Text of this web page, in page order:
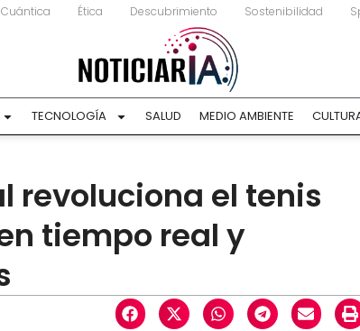
Cuántica Ética Descubrimiento Sostenibilidad
TECNOLOGÍA SALUD MEDIO AMBIENTE
revoluciona el tenis
tiempo real y